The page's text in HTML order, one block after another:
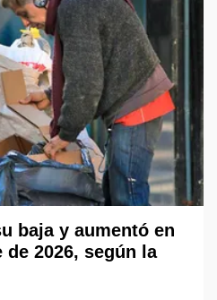
baja y aumentó en
2026, según la